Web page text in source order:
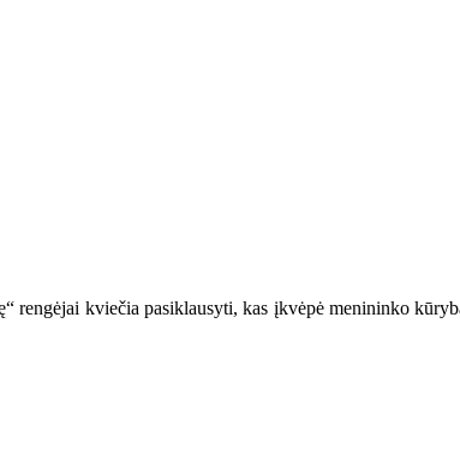
kviečia pasiklausyti, kas įkvėpė menininko